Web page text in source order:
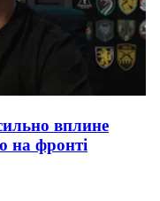
вплине
на фронті